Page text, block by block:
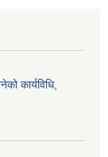
कार्यविधि,